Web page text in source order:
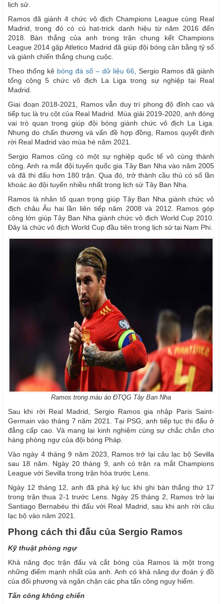
lịch sử.
Ramos đã giành 4 chức vô địch Champions League cùng Real
Madrid, trong đó có cú hat-trick danh hiệu từ năm 2016 đến
2018. Bàn thắng của anh trong trận chung kết Champions
League 2014 gặp Atletico Madrid đã giúp đội bóng cân bằng tỷ số
và giành chiến thắng chung cuộc.
Theo thống kê bóng đá số – dữ liệu 66, Sergio Ramos đã giành
tổng cộng 5 chức vô địch La Liga trong sự nghiệp tại Real
Madrid.
Giai đoạn 2018-2021, Ramos vẫn duy trì phong độ đỉnh cao và
tiếp tục là trụ cột của Real Madrid. Mùa giải 2019-2020, anh đóng
vai trò quan trọng giúp đội bóng giành chức vô địch La Liga.
Nhưng do chấn thương và vấn đề hợp đồng, Ramos quyết định
rời Real Madrid vào mùa hè năm 2021.
Sergio Ramos cũng có một sự nghiệp quốc tế vô cùng thành
công. Anh ra mắt đội tuyển quốc gia Tây Ban Nha vào năm 2005
và đã thi đấu hơn 180 trận. Qua đó, trở thành cầu thủ có số lần
khoác áo đội tuyển nhiều nhất trong lịch sử Tây Ban Nha.
Ramos là nhân tố quan trọng giúp Tây Ban Nha giành chức vô
địch châu Âu hai lần liên tiếp năm 2008 và 2012. Ramos góp
công lớn giúp Tây Ban Nha giành chức vô địch World Cup 2010.
Đây là chức vô địch World Cup đầu tiên trong lịch sử tại Nam Phi.
Ramos trong màu áo ĐTQG Tây Ban Nha
Sau khi rời Real Madrid, Sergio Ramos gia nhập Paris Saint-
Germain vào tháng 7 năm 2021. Tại PSG, anh tiếp tục thi đấu ở
đẳng cấp cao. Và mang lại kinh nghiệm cùng sự chắc chắn cho
hàng phòng ngự của đội bóng Pháp.
Vào ngày 4 tháng 9 năm 2023, Ramos trở lại câu lạc bộ Sevilla
sau 18 năm. Ngày 20 tháng 9, anh có trận ra mắt Champions
League với Sevilla trong trận hòa trước Lens.
Ngày 12 tháng 12, anh đã phá kỷ lục khi ghi bàn thắng thứ 17
trong trận thua 2-1 trước Lens. Ngày 25 tháng 2, Ramos trở lại
Santiago Bernabéu thi đấu với Real Madrid, sau khi anh rời câu
lạc bộ vào năm 2021.
Phong cách thi đấu của Sergio Ramos
Kỹ thuật phòng ngự
Khả năng đọc trận đấu và cắt bóng của Ramos là một trong
những điểm mạnh nhất của anh. Anh có khả năng dự đoán ý đồ
của đối phương và ngăn chặn các pha tấn công nguy hiểm.
Tấn công không chiến